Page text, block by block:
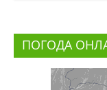
ПОГОДА